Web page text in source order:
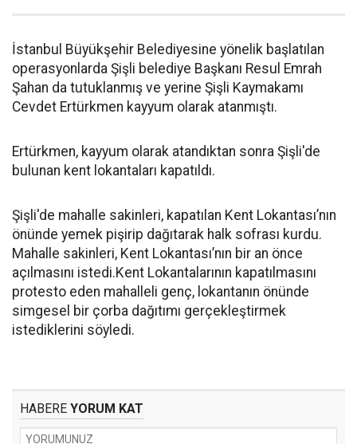
İstanbul Büyükşehir Belediyesine yönelik başlatılan
operasyonlarda Şişli belediye Başkanı Resul Emrah
Şahan da tutuklanmış ve yerine Şişli Kaymakamı
Cevdet Ertürkmen kayyum olarak atanmıştı.
Ertürkmen, kayyum olarak atandıktan sonra Şişli'de
bulunan kent lokantaları kapatıldı.
Şişli'de mahalle sakinleri, kapatılan Kent Lokantası’nın
önünde yemek pişirip dağıtarak halk sofrası kurdu.
Mahalle sakinleri, Kent Lokantası’nın bir an önce
açılmasını istedi.Kent Lokantalarının kapatılmasını
protesto eden mahalleli genç, lokantanın önünde
simgesel bir çorba dağıtımı gerçekleştirmek
istediklerini söyledi.
HABERE YORUM KAT